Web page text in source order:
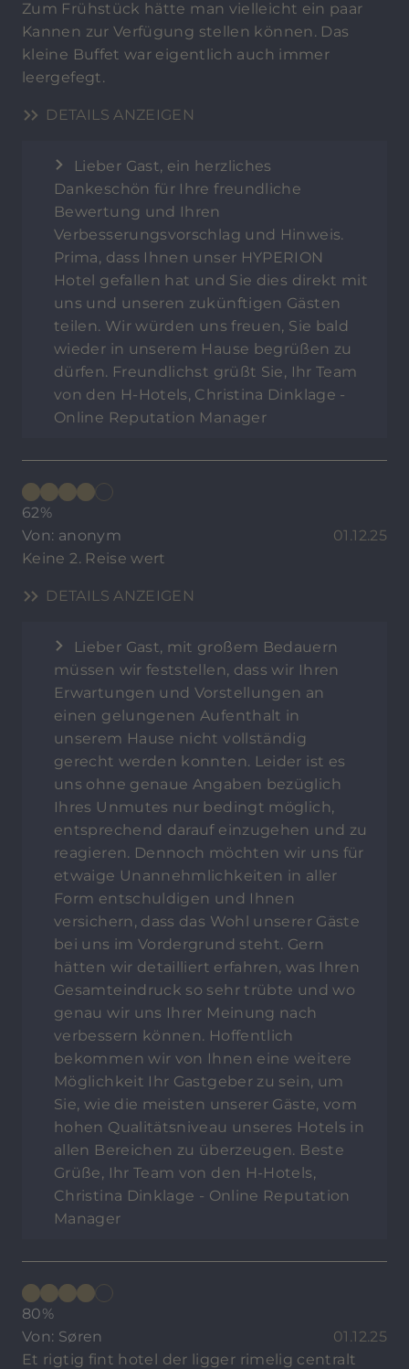
Zum Frühstück hätte man vielleicht ein paar
Kannen zur Verfügung stellen können. Das
kleine Buffet war eigentlich auch immer
leergefegt.
DETAILS ANZEIGEN
Lieber Gast, ein herzliches
Dankeschön für Ihre freundliche
Bewertung und Ihren
Verbesserungsvorschlag und Hinweis.
Prima, dass Ihnen unser HYPERION
Hotel gefallen hat und Sie dies direkt mit
uns und unseren zukünftigen Gästen
teilen. Wir würden uns freuen, Sie bald
wieder in unserem Hause begrüßen zu
dürfen. Freundlichst grüßt Sie, Ihr Team
von den H-Hotels, Christina Dinklage -
Online Reputation Manager
62%
Von: anonym
01.12.25
Keine 2. Reise wert
DETAILS ANZEIGEN
Lieber Gast, mit großem Bedauern
müssen wir feststellen, dass wir Ihren
Erwartungen und Vorstellungen an
einen gelungenen Aufenthalt in
unserem Hause nicht vollständig
gerecht werden konnten. Leider ist es
uns ohne genaue Angaben bezüglich
Ihres Unmutes nur bedingt möglich,
entsprechend darauf einzugehen und zu
reagieren. Dennoch möchten wir uns für
etwaige Unannehmlichkeiten in aller
Form entschuldigen und Ihnen
versichern, dass das Wohl unserer Gäste
bei uns im Vordergrund steht. Gern
hätten wir detailliert erfahren, was Ihren
Gesamteindruck so sehr trübte und wo
genau wir uns Ihrer Meinung nach
verbessern können. Hoffentlich
bekommen wir von Ihnen eine weitere
Möglichkeit Ihr Gastgeber zu sein, um
Sie, wie die meisten unserer Gäste, vom
hohen Qualitätsniveau unseres Hotels in
allen Bereichen zu überzeugen. Beste
Grüße, Ihr Team von den H-Hotels,
Christina Dinklage - Online Reputation
Manager
80%
Von: Søren
01.12.25
Et rigtig fint hotel der ligger rimelig centralt